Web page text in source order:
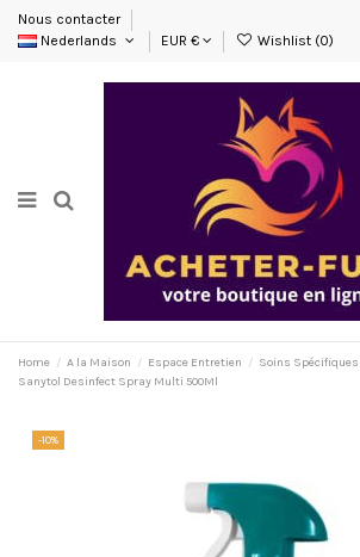
Nous contacter
Nederlands
EUR € Wishlist (0)
Home A la Maison Espace Entretien Soins Spécifiques
Sanytol Desinfect Spray Multi 500Ml
-10%